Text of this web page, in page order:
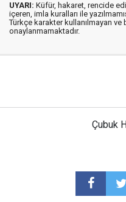
UYARI: Küfür, hakaret, rencide
içeren, imla kuralları ile
Türkçe karakter kullanılmayan ve
onaylanmamaktadır.
Çubuk